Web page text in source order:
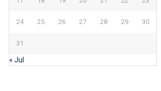
24 25 26 27 28 29 30
31
« Jul